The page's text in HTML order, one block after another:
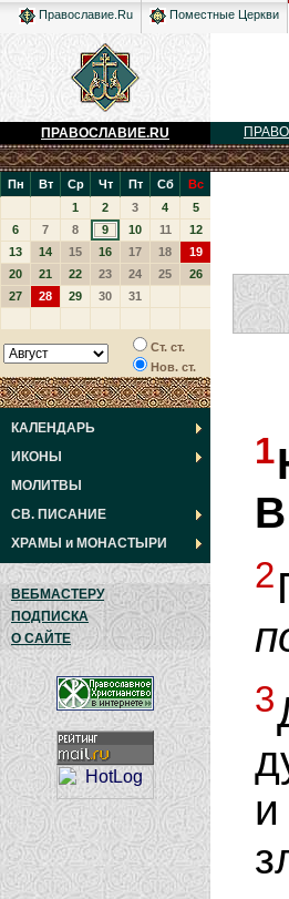
Православие.Ru Поместные Церкви
ПРАВОСЛАВИЕ.RU
Пн Вт Ср Чт Пт Сб
Вс
1
2 3 4
5
6
7 8 9 10 11
12
13
14 15 16 17 18
19
20
21 22 23 24 25
26
27
28 29 30 31
Ст. ст.
Нов. ст.
КАЛЕНДАРЬ
ИКОНЫ
МОЛИТВЫ
СВ. ПИСАНИЕ
ХРАМЫ и МОНАСТЫРИ
ВЕБМАСТЕРУ
ПОДПИСКА
О САЙТЕ
1
2
3